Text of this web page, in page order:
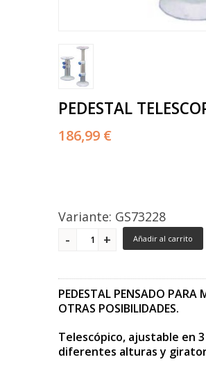
PEDESTAL
186,99 €
Variante: GS73228
Añadir al carrito
PEDESTAL PENSADO PARA
OTRAS POSIBILIDADES.
Telescópico, ajustable en 3
diferentes alturas y